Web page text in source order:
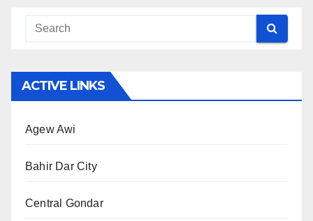
ACTIVE LINKS
Agew Awi
Bahir Dar City
Central Gondar